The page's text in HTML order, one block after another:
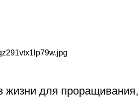
жизни для